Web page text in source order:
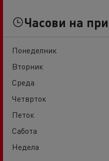
Часови на
Понеделник
Вторник
Среда
Четврток
Петок
Сабота
Недела